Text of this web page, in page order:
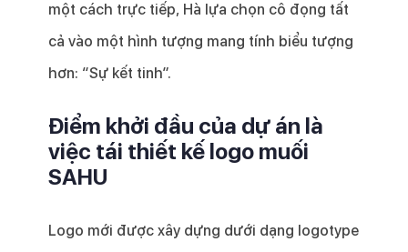
một cách trực tiếp, Hà lựa chọn cô đọng tất
cả vào một hình tượng mang tính biểu tượng
hơn: “Sự kết tinh”.
Điểm khởi đầu của dự án là
việc tái thiết kế logo muối
SAHU
Logo mới được xây dựng dưới dạng logotype